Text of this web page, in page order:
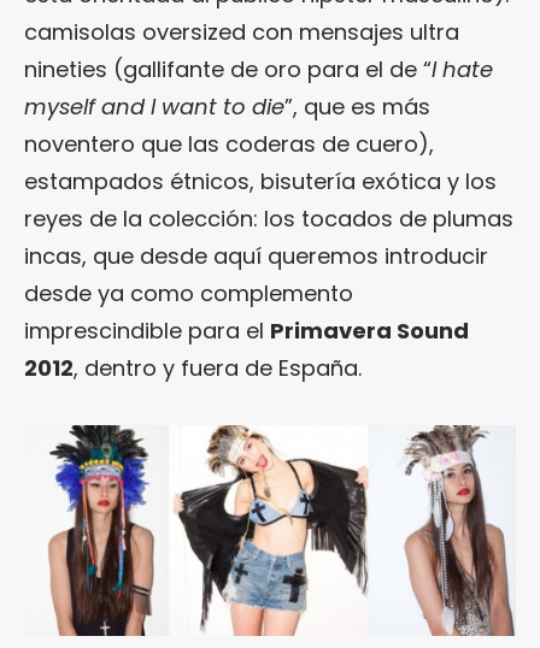
camisolas oversized con mensajes ultra
nineties (gallifante de oro para el de “I hate
myself and I want to die”, que es más
noventero que las coderas de cuero),
estampados étnicos, bisutería exótica y los
reyes de la colección: los tocados de plumas
incas, que desde aquí queremos introducir
desde ya como complemento
imprescindible para el Primavera Sound
2012, dentro y fuera de España.